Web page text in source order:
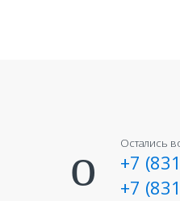
Остались
+7
+7